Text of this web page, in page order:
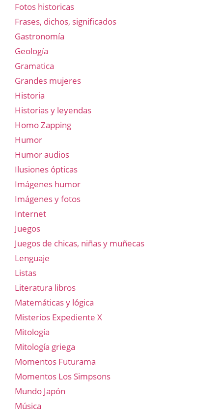
Fotos historicas
Frases, dichos, significados
Gastronomía
Geología
Gramatica
Grandes mujeres
Historia
Historias y leyendas
Homo Zapping
Humor
Humor audios
Ilusiones ópticas
Imágenes humor
Imágenes y fotos
Internet
Juegos
Juegos de chicas, niñas y muñecas
Lenguaje
Listas
Literatura libros
Matemáticas y lógica
Misterios Expediente X
Mitología
Mitología griega
Momentos Futurama
Momentos Los Simpsons
Mundo Japón
Música